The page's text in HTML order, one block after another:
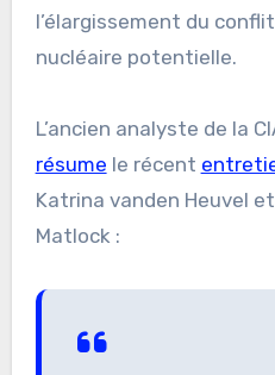
l’élargissement du
nucléaire potentielle.
L’ancien analyste de la
résume le récent
Katrina vanden Heuvel
Matlock :